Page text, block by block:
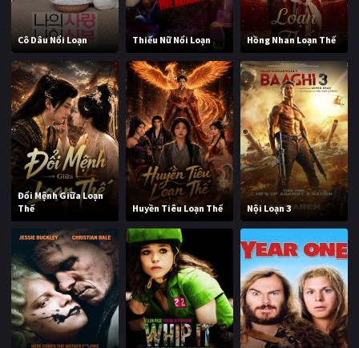
Cô Dâu Nổi Loạn Thiếu Nữ Nổi Loạn Hồng Nhan Loạn Thế
Đổi Mệnh Giữa Loạn
Thế
Huyền Tiêu Loạn Thế Nội Loạn 3